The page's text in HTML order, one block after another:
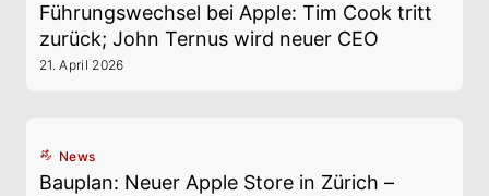
Führungswechsel bei Apple: Tim Cook tritt
zurück; John Ternus wird neuer CEO
21. April 2026
News
Bauplan: Neuer Apple Store in Zürich –